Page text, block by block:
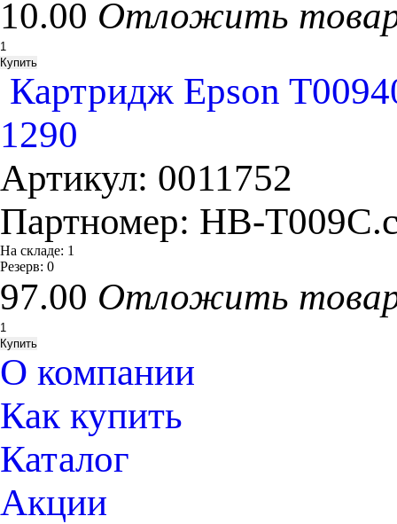
10.00 Отложить
Картридж Epson
1290
Артикул: 0011752
Партномер: HB-
На складе: 1
Резерв: 0
97.00 Отложить
О компании
Как купить
Каталог
Акции